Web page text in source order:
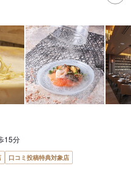
15分
口コミ投稿特典対象店